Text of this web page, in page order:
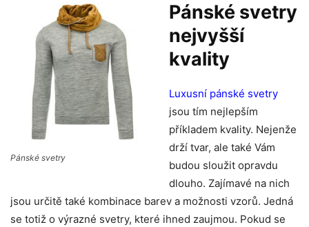
Pánské svetry
Pánské svetry
nejvyšší
kvality
Luxusní pánské svetry
jsou tím nejlepším
příkladem kvality. Nejenže
drží tvar, ale také Vám
budou sloužit opravdu
dlouho. Zajímavé na nich
jsou určitě také kombinace barev a možnosti vzorů. Jedná
se totiž o výrazné svetry, které ihned zaujmou. Pokud se